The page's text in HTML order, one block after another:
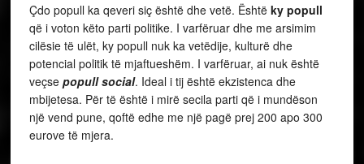
Çdo popull ka qeveri siç është dhe vetë. Është ky popull
që i voton këto parti politike. I varfëruar dhe me arsimim
cilësie të ulët, ky popull nuk ka vetëdije, kulturë dhe
potencial politik të mjaftueshëm. I varfëruar, ai nuk është
veçse popull social. Ideal i tij është ekzistenca dhe
mbijetesa. Për të është i mirë secila parti që i mundëson
një vend pune, qoftë edhe me një pagë prej 200 apo 300
eurove të mjera.